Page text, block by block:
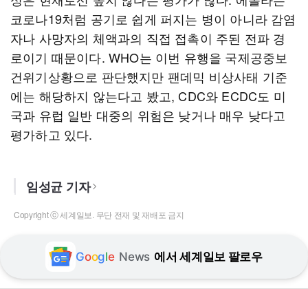
코로나19처럼 공기로 쉽게 퍼지는 병이 아니라 감염
자나 사망자의 체액과의 직접 접촉이 주된 전파 경
로이기 때문이다. WHO는 이번 유행을 국제공중보
건위기상황으로 판단했지만 팬데믹 비상사태 기준
에는 해당하지 않는다고 봤고, CDC와 ECDC도 미
국과 유럽 일반 대중의 위험은 낮거나 매우 낮다고
평가하고 있다.
임성균 기자
Copyright ⓒ 세계일보. 무단 전재 및 재배포 금지
Google News 에서 세계일보 팔로우